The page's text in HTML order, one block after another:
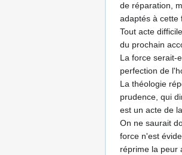
de réparation,
adaptés à cette
Tout acte
du prochain
La force serait-
perfection de
La théologie
prudence, qui
est un acte de
On ne saurait
force n'est
réprime la peur